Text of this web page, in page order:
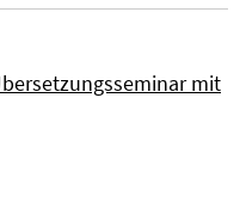
mit